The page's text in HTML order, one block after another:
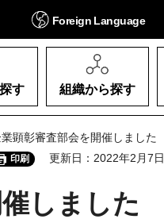
Foreign Language
す 組織から探す
顕彰審査部会を開催しました
印刷 更新日：2022年2月7日
しました